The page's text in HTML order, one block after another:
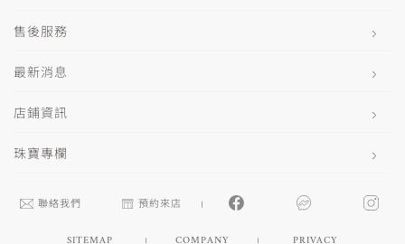
售後服務
最新消息
店鋪資訊
珠寶專欄
聯絡我們 預約來店